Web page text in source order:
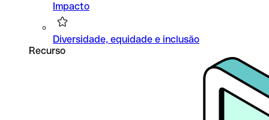
Impacto
Diversidade, equidade e inclusão
Recurso